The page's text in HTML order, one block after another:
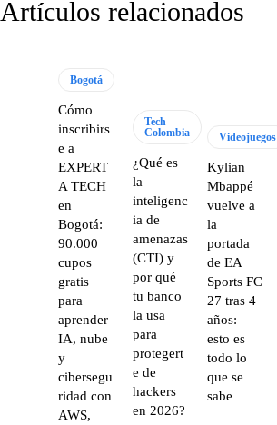
Artículos relacionados
Bogotá
Cómo
inscribirs
e a
EXPERT
A TECH
en
Bogotá:
90.000
cupos
gratis
para
aprender
IA, nube
y
cibersegu
ridad con
AWS,
Tech
Colombia
¿Qué es
la
inteligenc
ia de
amenazas
(CTI) y
por qué
tu banco
la usa
para
protegert
e de
hackers
en 2026?
Videojuegos
Kylian
Mbappé
vuelve a
la
portada
de EA
Sports FC
27 tras 4
años:
esto es
todo lo
que se
sabe